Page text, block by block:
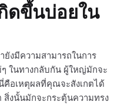
กิดขึ้นบ่อยใน
ยังมีความสามารถในการ
ในทางกลับกัน ผู้ใหญ่มักจะ
คือเหตุผลที่คุณจะสังเกตได้
สิ่งนั้นมักจะกระตุ้นความทรง